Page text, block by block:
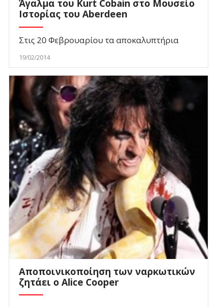
Άγαλμα του Kurt Cobain στο Μουσείο
Ιστορίας του Aberdeen
Στις 20 Φεβρουαρίου τα αποκαλυπτήρια
19/02/2014
Αποποινικοποίηση των ναρκωτικών
ζητάει ο Alice Cooper